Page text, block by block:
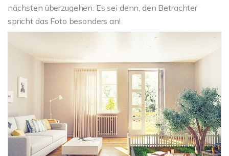
nächsten überzugehen. Es sei denn, den Betrachter
spricht das Foto besonders an!